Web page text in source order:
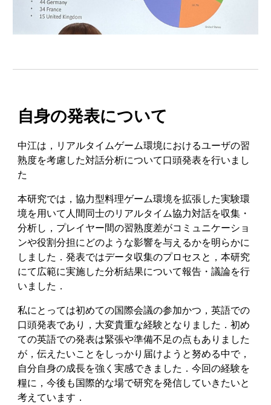
自身の発表について
中江は， リアルタイムゲーム環境におけるユーザの習
熟度を考慮した対話分析について口頭発表を行いまし
た
本研究では，協力型料理ゲーム環境を拡張した実験環
境を用いて人間同士のリアルタイム協力対話を収集・
分析し，プレイヤー間の習熟度差がコミュニケーショ
ンや役割分担にどのような影響を与えるかを明らかに
しました．発表ではデータ収集のプロセスと，本研究
にて広範に実施した分析結果について報告・議論を行
いました．
私にとっては初めての国際会議の参加かつ，英語での
口頭発表であり，大変貴重な経験となりました．初め
ての英語での発表は緊張や準備不足の点もありました
が，伝えたいことをしっかり届けようと努める中で，
自分自身の成長を強く実感できました．今回の経験を
糧に，今後も国際的な場で研究を発信していきたいと
考えています．